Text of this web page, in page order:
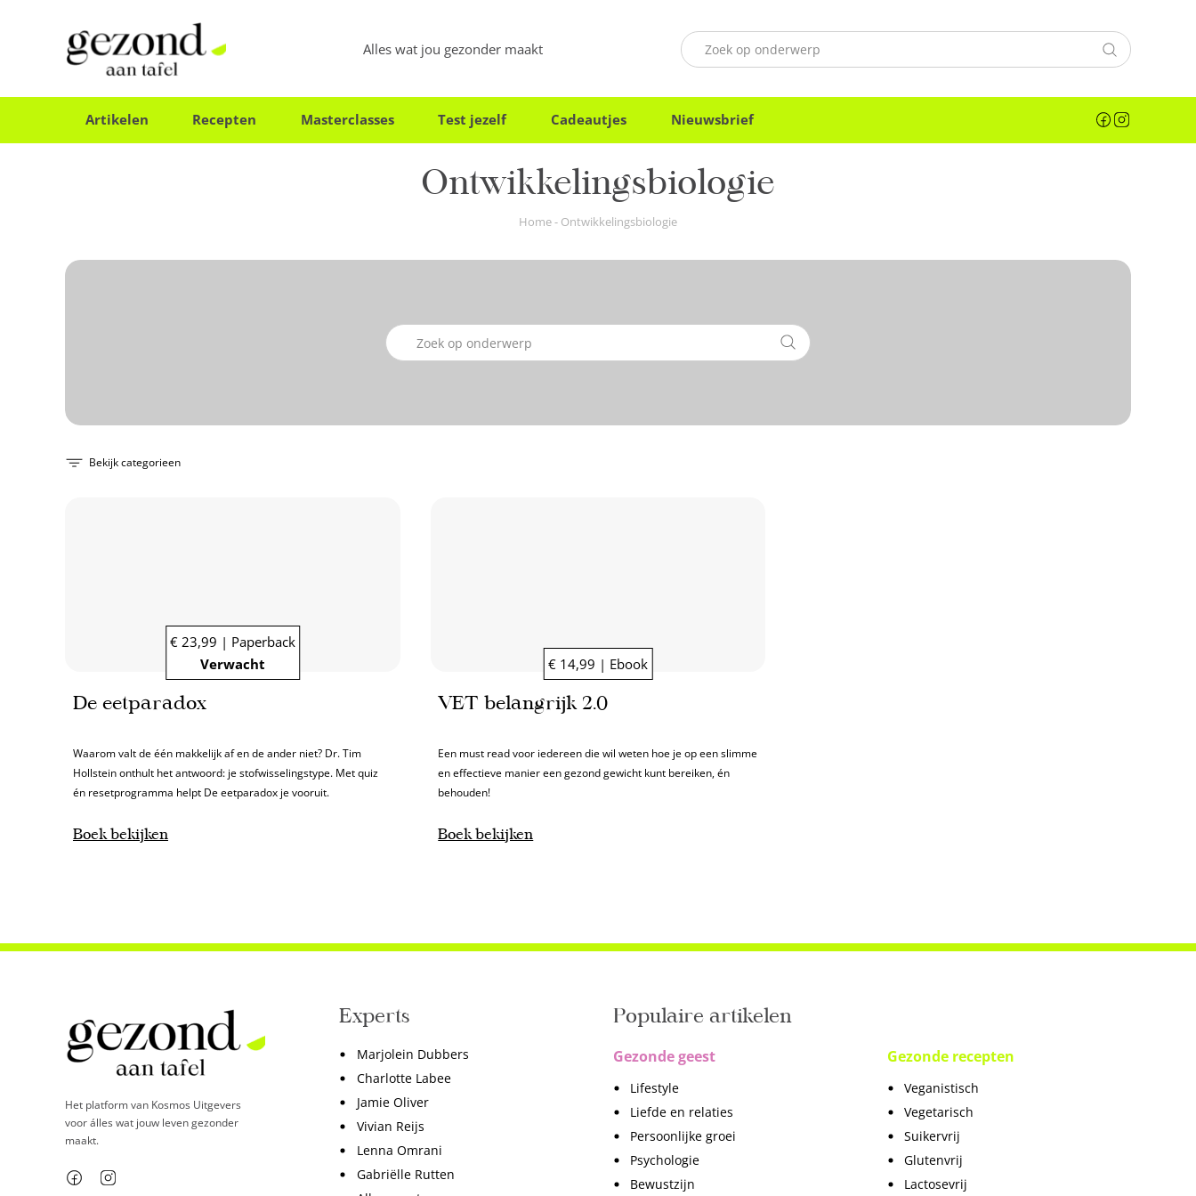
Alles wat jou gezonder maakt
Artikelen Recepten Masterclasses Test jezelf Cadeautjes Nieuwsbrief
Ontwikkelingsbiologie
Home- Ontwikkelingsbiologie
Bekijk categorieen
€ 23,99 | Paperback
Verwacht
De eetparadox
Waarom valt de één makkelijk af en de ander niet? Dr. Tim
Hollstein onthult het antwoord: je stofwisselingstype. Met quiz
én resetprogramma helpt De eetparadox je vooruit.
Boek bekijken
€ 14,99 | Ebook
VET belangrijk 2.0
Een must read voor iedereen die wil weten hoe je op een slimme
en effectieve manier een gezond gewicht kunt bereiken, én
behouden!
Boek bekijken
Het platform van Kosmos Uitgevers
voor álles wat jouw leven gezonder
maakt.
Experts
Marjolein Dubbers
Charlotte Labee
Jamie Oliver
Vivian Reijs
Lenna Omrani
Gabriëlle Rutten
Populaire artikelen
Gezonde geest
Lifestyle
Liefde en relaties
Persoonlijke groei
Psychologie
Bewustzijn
Gezonde recepten
Veganistisch
Vegetarisch
Suikervrij
Glutenvrij
Lactosevrij